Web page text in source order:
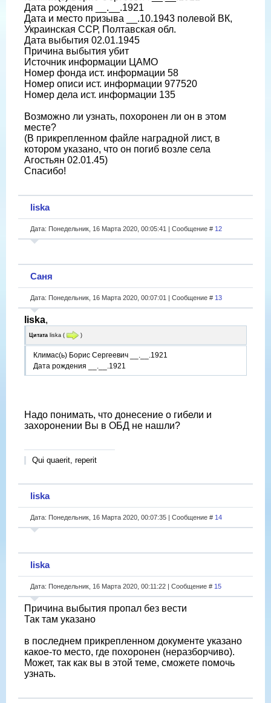
Дата рождения __.__.1921
Дата и место призыва __.10.1943 полевой ВК,
Украинская ССР, Полтавская обл.
Дата выбытия 02.01.1945
Причина выбытия убит
Источник информации ЦАМО
Номер фонда ист. информации 58
Номер описи ист. информации 977520
Номер дела ист. информации 135
Возможно ли узнать, похоронен ли он в этом
месте?
(В прикрепленном файле наградной лист, в
котором указано, что он погиб возле села
Агостьян 02.01.45)
Спасибо!
liska
Дата: Понедельник, 16 Марта 2020, 00:05:41 | Сообщение # 12
Саня
Дата: Понедельник, 16 Марта 2020, 00:07:01 | Сообщение # 13
liska,
Цитата liska ( )
Климас(ь) Борис Сергеевич __.__.1921
Дата рождения __.__.1921
Надо понимать, что донесение о гибели и
захоронении Вы в ОБД не нашли?
Qui quaerit, reperit
liska
Дата: Понедельник, 16 Марта 2020, 00:07:35 | Сообщение # 14
liska
Дата: Понедельник, 16 Марта 2020, 00:11:22 | Сообщение # 15
Причина выбытия пропал без вести
Так там указано
в последнем прикрепленном документе указано
какое-то место, где похоронен (неразборчиво).
Может, так как вы в этой теме, сможете помочь
узнать.